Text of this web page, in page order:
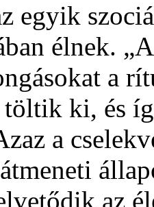
egyik
élnek.
a
töltik ki, és
a
az